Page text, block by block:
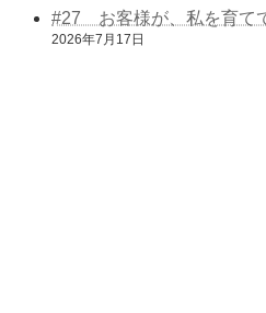
#27 お客様が、私を育て
2026年7月17日